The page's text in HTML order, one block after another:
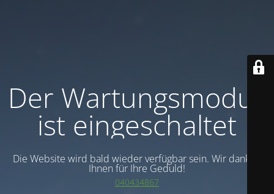
Der Wartungsmodus
ist eingeschaltet
Die Website wird bald wieder verfügbar sein. Wir danken
Ihnen für Ihre Geduld!
040434867